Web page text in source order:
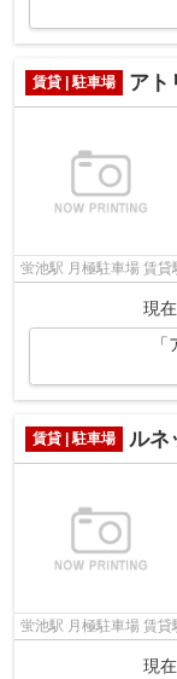
賃貸 | 駐車場 アト
蛍池駅 月極駐車場 賃
現
賃貸 | 駐車場 ルネ
蛍池駅 月極駐車場 賃
現